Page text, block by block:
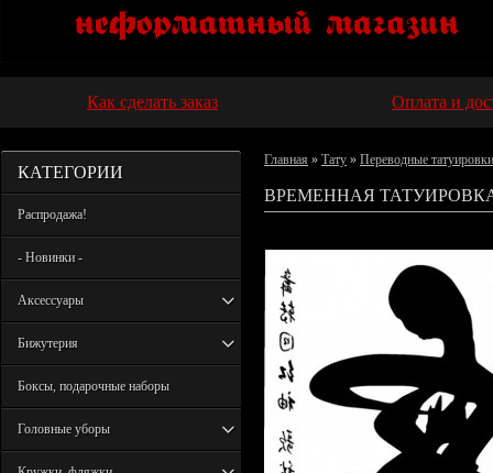
Как сделать заказ Оплата и
КАТЕГОРИИ
Распродажа!
- Новинки -
Аксессуары
Бижутерия
Боксы, подарочные наборы
Головные уборы
Главная » Тату » Переводные татуировки
ВРЕМЕННАЯ